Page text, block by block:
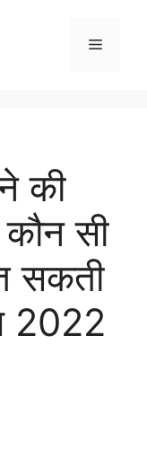
Menu
की
कौन सी
सकती
2022